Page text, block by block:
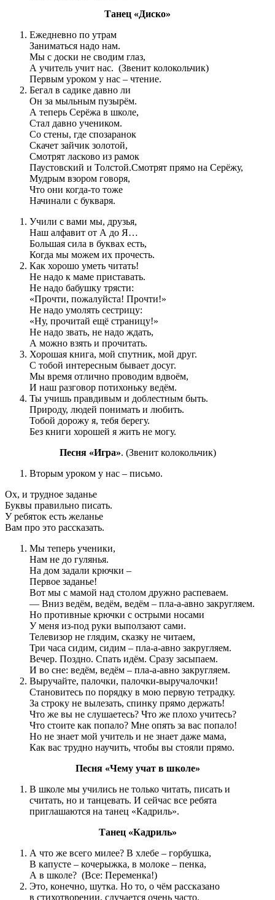
Танец «Диско»
Ежедневно по утрам
Заниматься надо нам.
Мы с доски не сводим глаз,
А учитель учит нас. (Звенит колокольчик)
Первым уроком у нас – чтение.
Бегал в садике давно ли
Он за мыльным пузырём.
А теперь Серёжа в школе,
Стал давно учеником.
Со стены, где спозаранок
Скачет зайчик золотой,
Смотрят ласково из рамок
Паустовский и Толстой.Смотрят прямо на Серёжу,
Мудрым взором говоря,
Что они когда-то тоже
Начинали с букваря.
Учили с вами мы, друзья,
Наш алфавит от А до Я…
Большая сила в буквах есть,
Когда мы можем их прочесть.
Как хорошо уметь читать!
Не надо к маме приставать.
Не надо бабушку трясти:
«Прочти, пожалуйста! Прочти!»
Не надо умолять сестрицу:
«Ну, прочитай ещё страницу!»
Не надо звать, не надо ждать,
А можно взять и прочитать.
Хорошая книга, мой спутник, мой друг.
С тобой интересным бывает досуг.
Мы время отлично проводим вдвоём,
И наш разговор потихоньку ведём.
Ты учишь правдивым и доблестным быть.
Природу, людей понимать и любить.
Тобой дорожу я, тебя берегу.
Без книги хорошей я жить не могу.
Песня «Игра». (Звенит колокольчик)
Вторым уроком у нас – письмо.
Ох, и трудное заданье
Буквы правильно писать.
У ребяток есть желанье
Вам про это рассказать.
Мы теперь ученики,
Нам не до гулянья.
На дом задали крючки –
Первое заданье!
Вот мы с мамой над столом дружно распеваем.
— Вниз ведём, ведём, ведём – пла-а-авно закругляем.
Но противные крючки с острыми носами
У меня из-под руки выползают сами.
Телевизор не глядим, сказку не читаем,
Три часа сидим, сидим – пла-а-авно закругляем.
Вечер. Поздно. Спать идём. Сразу засыпаем.
И во сне: ведём, ведём – пла-а-авно закругляем.
Выручайте, палочки, палочки-выручалочки!
Становитесь по порядку в мою первую тетрадку.
За строку не вылезать, спинку прямо держать!
Что же вы не слушаетесь? Что же плохо учитесь?
Что стоите как попало? Мне опять за вас попало!
Но не знает мой учитель и не знает даже мама,
Как вас трудно научить, чтобы вы стояли прямо.
Песня «Чему учат в школе»
В школе мы учились не только читать, писать и
считать, но и танцевать. И сейчас все ребята
приглашаются на танец «Кадриль».
Танец «Кадриль»
А что же всего милее? В хлебе – горбушка,
В капусте – кочерыжка, в молоке – пенка,
А в школе? (Все: Переменка!)
Это, конечно, шутка. Но то, о чём рассказано
в стихотворении, случается очень часто.